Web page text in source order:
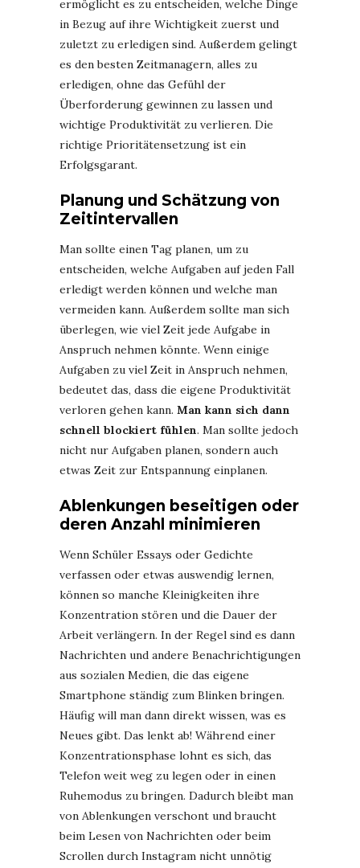
ermöglicht es zu entscheiden, welche Dinge
in Bezug auf ihre Wichtigkeit zuerst und
zuletzt zu erledigen sind. Außerdem gelingt
es den besten Zeitmanagern, alles zu
erledigen, ohne das Gefühl der
Überforderung gewinnen zu lassen und
wichtige Produktivität zu verlieren. Die
richtige Prioritätensetzung ist ein
Erfolgsgarant.
Planung und Schätzung von
Zeitintervallen
Man sollte einen Tag planen, um zu
entscheiden, welche Aufgaben auf jeden Fall
erledigt werden können und welche man
vermeiden kann. Außerdem sollte man sich
überlegen, wie viel Zeit jede Aufgabe in
Anspruch nehmen könnte. Wenn einige
Aufgaben zu viel Zeit in Anspruch nehmen,
bedeutet das, dass die eigene Produktivität
verloren gehen kann. Man kann sich dann
schnell blockiert fühlen. Man sollte jedoch
nicht nur Aufgaben planen, sondern auch
etwas Zeit zur Entspannung einplanen.
Ablenkungen beseitigen oder
deren Anzahl minimieren
Wenn Schüler Essays oder Gedichte
verfassen oder etwas auswendig lernen,
können so manche Kleinigkeiten ihre
Konzentration stören und die Dauer der
Arbeit verlängern. In der Regel sind es dann
Nachrichten und andere Benachrichtigungen
aus sozialen Medien, die das eigene
Smartphone ständig zum Blinken bringen.
Häufig will man dann direkt wissen, was es
Neues gibt. Das lenkt ab! Während einer
Konzentrationsphase lohnt es sich, das
Telefon weit weg zu legen oder in einen
Ruhemodus zu bringen. Dadurch bleibt man
von Ablenkungen verschont und braucht
beim Lesen von Nachrichten oder beim
Scrollen durch Instagram nicht unnötig